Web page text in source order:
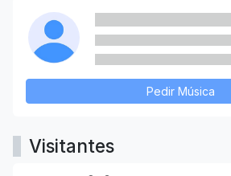
Pedir Música
Visitantes